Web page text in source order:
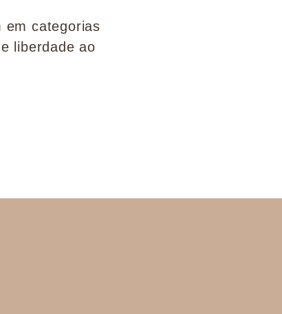
em categorias
liberdade ao